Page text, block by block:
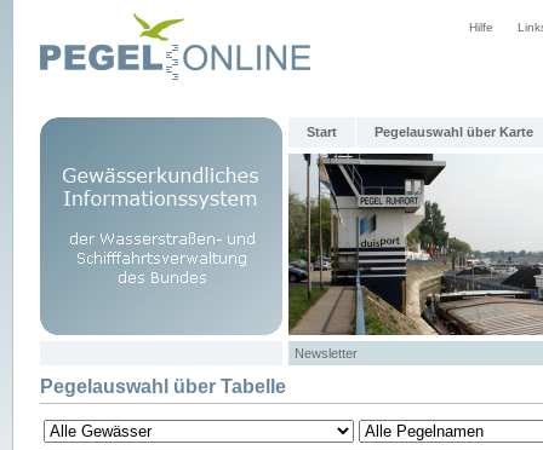
Hilfe
Start Pegelauswahl über Karte
Newsletter
Pegelauswahl über Tabelle